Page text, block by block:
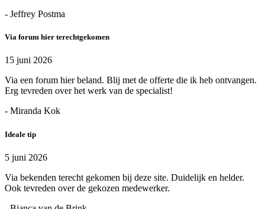
- Jeffrey Postma
Via forum hier terechtgekomen
15 juni 2026
Via een forum hier beland. Blij met de offerte die ik heb ontvangen.
Erg tevreden over het werk van de specialist!
- Miranda Kok
Ideale tip
5 juni 2026
Via bekenden terecht gekomen bij deze site. Duidelijk en helder.
Ook tevreden over de gekozen medewerker.